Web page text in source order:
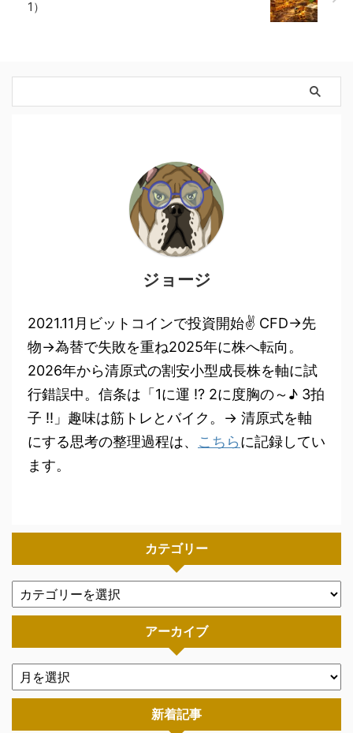
1）
ジョージ
2021.11月ビットコインで投資開始✌ CFD→先
物→為替で失敗を重ね2025年に株へ転向。
2026年から清原式の割安小型成長株を軸に試
行錯誤中。信条は「1に運 !? 2に度胸の～♪ 3拍
子 !!」趣味は筋トレとバイク。→ 清原式を軸
にする思考の整理過程は、 こちらに記録してい
ます。
カテゴリー
アーカイブ
新着記事